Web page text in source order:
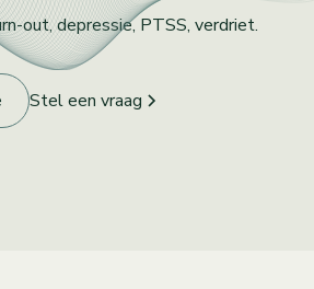
out, depressie, PTSS, verdriet.
Stel een vraag